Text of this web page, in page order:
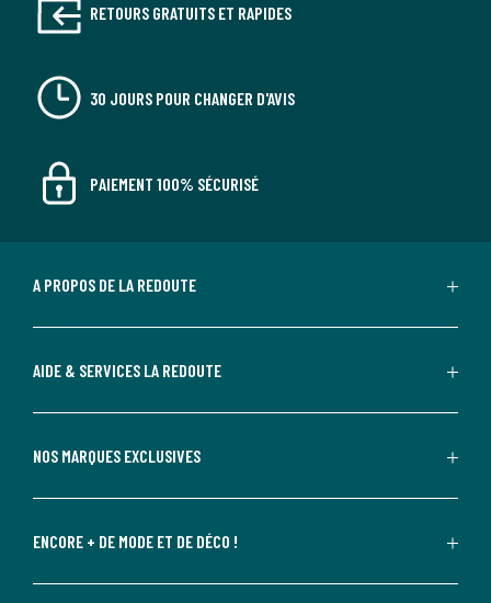
RETOURS GRATUITS ET RAPIDES
30 JOURS POUR CHANGER D'AVIS
PAIEMENT 100% SÉCURISÉ
A PROPOS DE LA REDOUTE
AIDE & SERVICES LA REDOUTE
NOS MARQUES EXCLUSIVES
ENCORE + DE MODE ET DE DÉCO !